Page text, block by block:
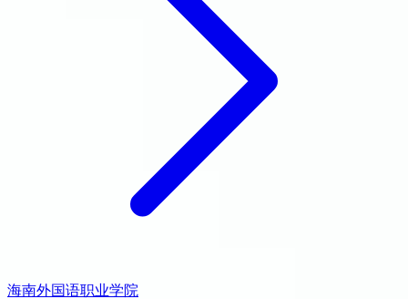
海南外国语职业学院